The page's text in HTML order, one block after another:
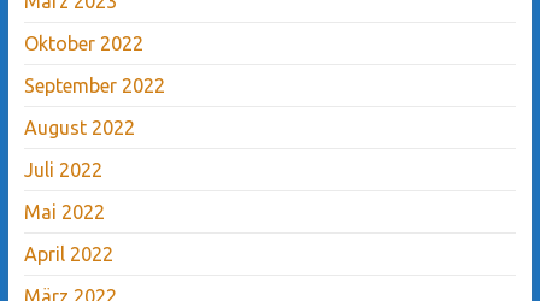
Oktober 2022
September 2022
August 2022
Juli 2022
Mai 2022
April 2022
März 2022